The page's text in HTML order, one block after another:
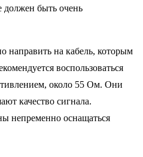
должен быть очень
на кабель, которым
воспользоваться
около 55 Ом. Они
качество сигнала.
непременно оснащаться